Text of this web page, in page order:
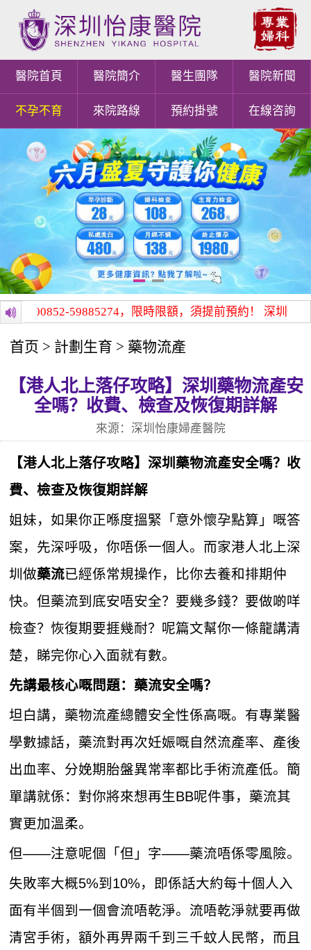
醫院首頁 醫院簡介 醫生團隊 醫院新聞
不孕不育 來院路線 預約掛號 在線咨詢
1
2
：00852-59885274，限時限額，須提前預約！ 深圳怡康
首页 > 計劃生育 > 藥物流產
【港人北上落仔攻略】深圳藥物流產安
全嗎？收費、檢查及恢復期詳解
來源：深圳怡康婦產醫院
【港人北上落仔攻略】深圳 藥物流產安全嗎？收
費、檢查及恢復期詳解
姐妹，如果你正喺度搵緊「意外懷孕點算」嘅答
案，先深呼吸，你唔係一個人。而家港人北上深
圳做藥流已經係常規操作，比你去養和排期仲
快。但藥流到底安唔安全？要幾多錢？要做啲咩
檢查？恢復期要捱幾耐？呢篇文幫你一條龍講清
楚，睇完你心入面就有數。
先講最核心嘅問題：藥流安全嗎？
坦白講，藥物流產總體安全性係高嘅。有專業醫
學數據話，藥流對再次妊娠嘅自然流產率、產後
出血率、分娩期胎盤異常率都比手術流產低。簡
單講就係：對你將來想再生BB呢件事，藥流其
實更加溫柔。
但——注意呢個「但」字——藥流唔係零風險。
失敗率大概5%到10%，即係話大約每十個人入
面有半個到一個會流唔乾淨。流唔乾淨就要再做
清宮手術，額外再畀兩千到三千蚊人民幣，而且